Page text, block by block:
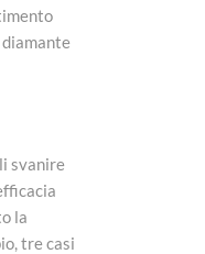
svanire
la
tre casi